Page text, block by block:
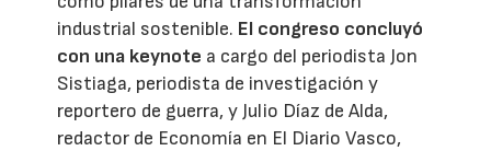
industrial sostenible. El congreso concluyó
con una keynote a cargo del periodista Jon
Sistiaga, periodista de investigación y
reportero de guerra, y Julio Díaz de Alda,
redactor de Economía en El Diario Vasco,